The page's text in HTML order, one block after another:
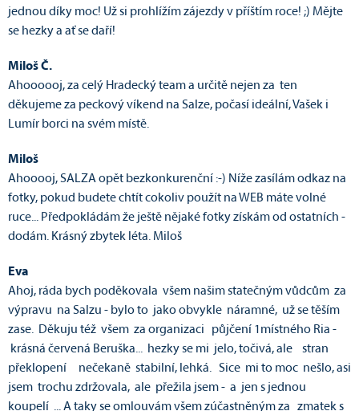
jednou díky moc! Už si prohlížím zájezdy v příštím roce! ;) Mějte
se hezky a ať se daří!
Miloš Č.
Ahoooooj, za celý Hradecký team a určitě nejen za ten
děkujeme za peckový víkend na Salze, počasí ideální, Vašek i
Lumír borci na svém místě.
Miloš
Ahooooj, SALZA opět bezkonkurenční :-) Níže zasílám odkaz na
fotky, pokud budete chtít cokoliv použít na WEB máte volné
ruce... Předpokládám že ještě nějaké fotky získám od ostatních -
dodám. Krásný zbytek léta. Miloš
Eva
Ahoj, ráda bych poděkovala všem našim statečným vůdcům za
výpravu na Salzu - bylo to jako obvykle náramné, už se těším
zase. Děkuju též všem za organizaci půjčení 1místného Ria -
krásná červená Beruška... hezky se mi jelo, točivá, ale stran
překlopení nečekaně stabilní, lehká. Sice mi to moc nešlo, asi
jsem trochu zdržovala, ale přežila jsem - a jen s jednou
koupelí ... A taky se omlouvám všem zúčastněným za zmatek s